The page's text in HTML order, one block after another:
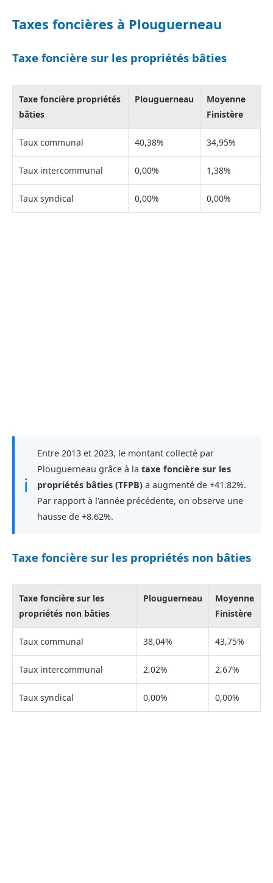
Taxes foncières à Plouguerneau
Taxe foncière sur les propriétés bâties
Taxe foncière propriétés
bâties
Plouguerneau
Moyenne
Finistère
Taux communal 40,38% 34,95%
Taux intercommunal 0,00% 1,38%
Taux syndical 0,00% 0,00%
ℹ
Entre 2013 et 2023, le montant collecté par
Plouguerneau grâce à la taxe foncière sur les
propriétés bâties (TFPB) a augmenté de +41.82%.
Par rapport à l'année précédente, on observe une
hausse de +8.62%.
Taxe foncière sur les propriétés non bâties
Taxe foncière sur les
propriétés non bâties
Plouguerneau
Moyenne
Finistère
Taux communal 38,04% 43,75%
Taux intercommunal 2,02% 2,67%
Taux syndical 0,00% 0,00%